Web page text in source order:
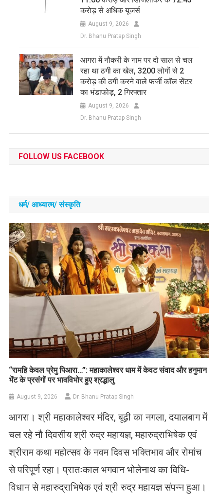
करोड़ से अधिक यूजर्स
August 9, 2026
Dr. Bhanu Pratap Singh
आगरा में नौकरी के नाम पर दो साल से चल
रहा था ठगी का खेल, 3200 लोगों से 2
करोड़ की ठगी करने वाले फर्जी कॉल सेंटर
का भंडाफोड़, 2 गिरफ्तार
August 9, 2026
Dr. Bhanu Pratap Singh
FOLLOW US FACEBOOK
धर्म/ आध्‍यात्‍म/ संस्‍कृति
​“रामहि केवल प्रेमु पिआरा…”: महाकालेश्वर धाम में केवट संवाद और हनुमान
भेंट के प्रसंगों पर भावविभोर हुए श्रद्धालु
August 9, 2026 Dr. Bhanu Pratap Singh
आगरा। श्री महाकालेश्वर मंदिर, बूढ़ी का नगला, दयालबाग में
चल रहे नौ दिवसीय श्री रुद्र महायज्ञ, महारुद्राभिषेक एवं
श्रीराम कथा महोत्सव के नवम दिवस भक्तिभाव और रोमांच
से परिपूर्ण रहा। प्रातःकाल भगवान भोलेनाथ का विधि-
विधान से महारुद्राभिषेक एवं श्री रुद्र महायज्ञ संपन्न हुआ।